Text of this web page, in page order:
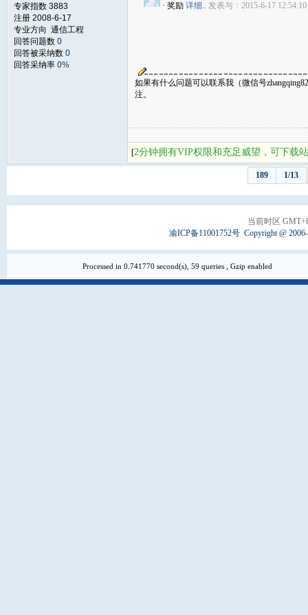
专家指数 3883
注册 2008-6-17
专业方向 通信工程
回答问题数 0
回答被采纳数 0
回答采纳率 0%
· 奖励 详细.. 发表与：2015-6-17 12:54:10
如果有什么问题可以联系我（微信号
注。
[2分钟拥有VIP权限和充足威望，可下载
189 1/13
当前时区
渝ICP备11001752号 Copyright @
Processed in 0.741770 second(s), 59 queries , Gzip enabled